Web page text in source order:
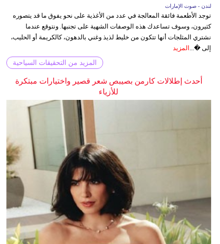
لندن - صوت الإمارات
توجد الأطعمة فائقة المعالجة في عدد من الأغذية على نحو يفوق ما قد يتصوره
كثيرون، وسوف تساعدك هذه الوصفات الشهية على تجنبها. ونتوقع عندما
نشتري المثلجات أنها تتكون من خليط لذيذ وغني بالدهون، كالكريمة أو الحليب،
إلى �... المزيد
المزيد من التحقيقات السياحية
أحدث إطلالات كارمن بصيبص شعر قصير واختيارات مبتكرة
للأزياء